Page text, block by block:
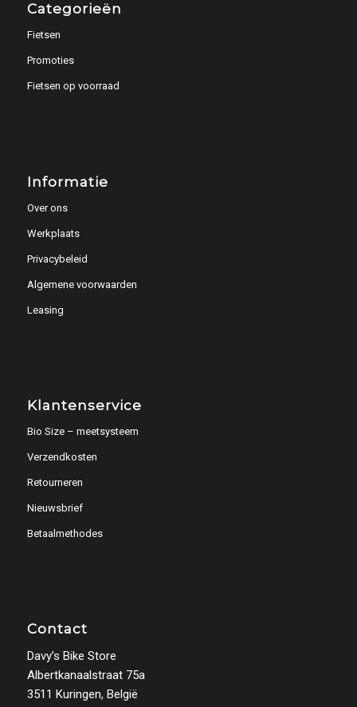
Categorieën
Fietsen
Promoties
Fietsen op voorraad
Informatie
Over ons
Werkplaats
Privacybeleid
Algemene voorwaarden
Leasing
Klantenservice
Bio Size – meetsysteem
Verzendkosten
Retourneren
Nieuwsbrief
Betaalmethodes
Contact
Davy’s Bike Store
Albertkanaalstraat 75a
3511 Kuringen, België